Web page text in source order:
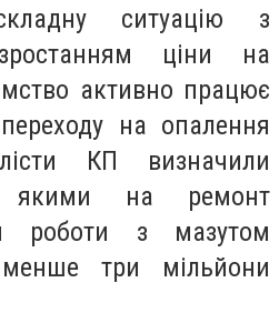
ситуацію з
ціни на
активно працює
на опалення
КП визначили
якими на ремонт
роботи з мазутом
три мільйони